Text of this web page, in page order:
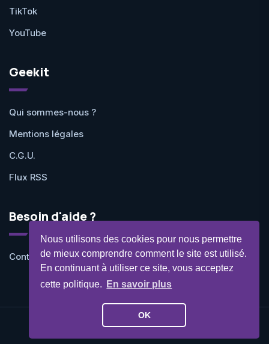
Nous utilisons des cookies pour nous permettre
de mieux comprendre comment le site est utilisé.
En continuant à utiliser ce site, vous acceptez
cette politique.
En savoir plus
OK
TikTok
YouTube
Geekit
Qui sommes-nous ?
Mentions légales
C.G.U.
Flux RSS
Besoin d'aide ?
Contactez-nous
©Geekit 2026 - Tous droits réservés